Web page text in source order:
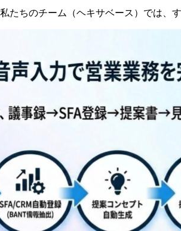
たちのチーム（ヘキサベース）では、